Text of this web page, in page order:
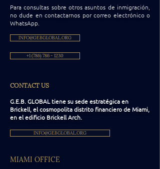
Para consultas sobre otros asuntos de inmigración,
no dude en contactarnos por correo electrónico o
WhatsApp.
INFO@GEBGLOBAL.ORG
+1 (786) 786 - 1230
CONTACT US
G.E.B. GLOBAL tiene su sede estratégica en
Brickell, el cosmopolita distrito financiero de Miami,
en el edificio Brickell Arch.
INFO@GEBGLOBAL.ORG
MIAMI OFFICE